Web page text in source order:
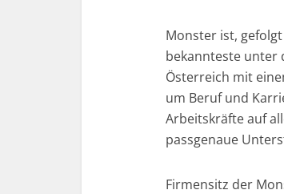
Monster ist,
bekannteste unter
Österreich mit
um Beruf und
Arbeitskräfte auf
passgenaue
Firmensitz der